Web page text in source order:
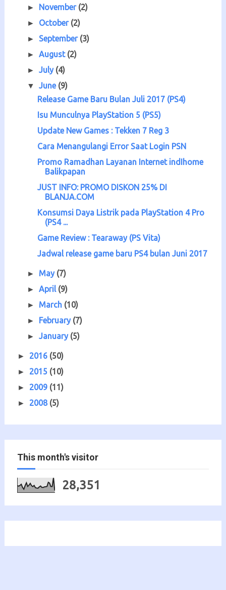
► November (2)
► October (2)
►September (3)
►August (2)
►July (4)
▼June (9)
Release Game Baru Bulan Juli 2017 (PS4)
Isu Munculnya PlayStation 5 (PS5)
Update New Games : Tekken 7 Reg 3
Cara Menangulangi Error Saat Login PSN
Promo Ramadhan Layanan Internet indIhome
Balikpapan
JUST INFO: PROMO DISKON 25% DI
BLANJA.COM
Konsumsi Daya Listrik pada PlayStation 4 Pro
(PS4 ...
Game Review : Tearaway (PS Vita)
Jadwal release game baru PS4 bulan Juni 2017
► May (7)
►April (9)
► March (10)
► February (7)
►January (5)
► 2016 (50)
► 2015 (10)
► 2009 (11)
► 2008 (5)
This month's visitor
28,351